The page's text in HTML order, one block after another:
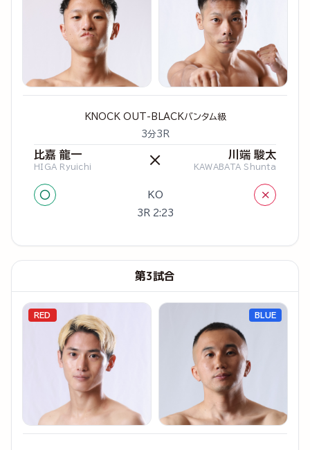
KNOCK OUT-BLACKバンタム級
3分3R
比嘉 龍一
HIGA Ryuichi × 川端 駿太
KAWABATA Shunta
○ KO ×
3R 2:23
第3試合
RED BLUE